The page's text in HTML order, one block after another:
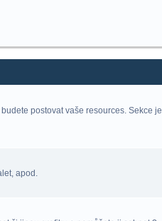
postovat vaše resources. Sekce je
apod.